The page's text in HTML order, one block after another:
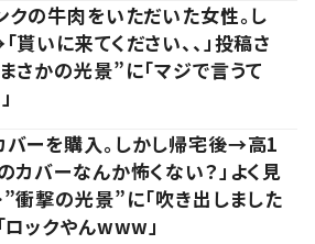
クの牛肉をいただいた女性。し
貰いに来てください、、」投稿さ
さかの光景”に「マジで言うて
バーを購入。しかし帰宅後→高1
カバーなんか怖くない？」よく見
衝撃の光景”に「吹き出しました
ロックやんwww」